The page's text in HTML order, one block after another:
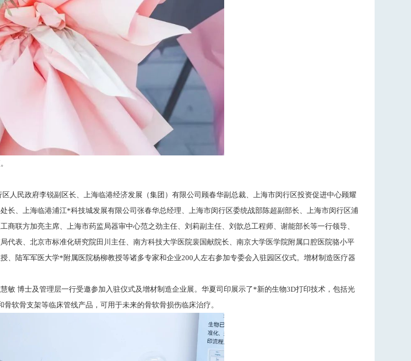
人民政府李锐副区长、上海临港经济发展（集团）有限公司顾春华副总裁、上海市闵行区投资促进中心顾耀
长、上海临港浦江*科技城发展有限公司张春华总经理、上海市闵行区委统战部陈超副部长、上海市闵行区浦
商联方加亮主席、上海市药监局器审中心范之劲主任、刘莉副主任、刘歆总工程师、谢能部长等一行领导、
代表、北京市标准化研究院田川主任、南方科技大学医院裴国献院长、南京大学医学院附属口腔医院骆小平
、陆军军医大学*附属医院杨柳教授等诸多专家和企业200人左右参加专委会入驻园区仪式。增材制造医疗器
敏 博士及管理层一行受邀参加入驻仪式及增材制造企业展。华夏司印展示了*新的生物3D打印技术，包括光
软骨支架等临床管线产品，可用于未来的骨软骨损伤临床治疗。